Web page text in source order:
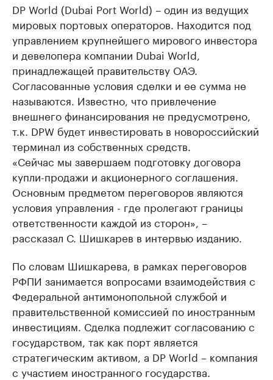
DP World (Dubai Port World) – один из ведущих
мировых портовых операторов. Находится под
управлением крупнейшего мирового инвестора
и девелопера компании Dubai World,
принадлежащей правительству ОАЭ.
Согласованные условия сделки и ее сумма не
называются. Известно, что привлечение
внешнего финансирования не предусмотрено,
т.к. DPW будет инвестировать в новороссийский
терминал из собственных средств.
«Сейчас мы завершаем подготовку договора
купли-продажи и акционерного соглашения.
Основным предметом переговоров являются
условия управления - где пролегают границы
ответственности каждой из сторон», –
рассказал С. Шишкарев в интервью изданию.
По словам Шишкарева, в рамках переговоров
РФПИ занимается вопросами взаимодействия с
Федеральной антимонопольной службой и
правительственной комиссией по иностранным
инвестициям. Сделка подлежит согласованию с
государством, так как порт является
стратегическим активом, а DP World – компания
с участием иностранного государства.